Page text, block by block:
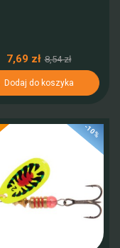
7,69 zł 8,54 zł
Dodaj do koszyka
-10%